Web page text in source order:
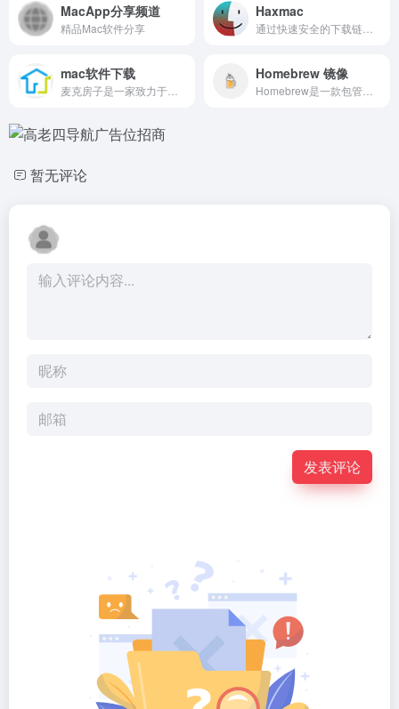
MacApp分享频道
精品Mac软件分享
Haxmac
mac软件下载 Homebrew 镜像
暂无评论
发表评论